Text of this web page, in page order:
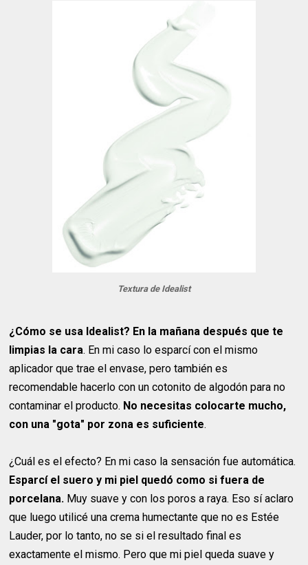
Textura de Idealist
¿Cómo se usa Idealist? En la mañana después que te
limpias la cara. En mi caso lo esparcí con el mismo
aplicador que trae el envase, pero también es
recomendable hacerlo con un cotonito de algodón para no
contaminar el producto. No necesitas colocarte mucho,
con una "gota" por zona es suficiente.
¿Cuál es el efecto? En mi caso la sensación fue automática.
Esparcí el suero y mi piel quedó como si fuera de
porcelana. Muy suave y con los poros a raya. Eso sí aclaro
que luego utilicé una crema humectante que no es Estée
Lauder, por lo tanto, no se si el resultado final es
exactamente el mismo. Pero que mi piel queda suave y